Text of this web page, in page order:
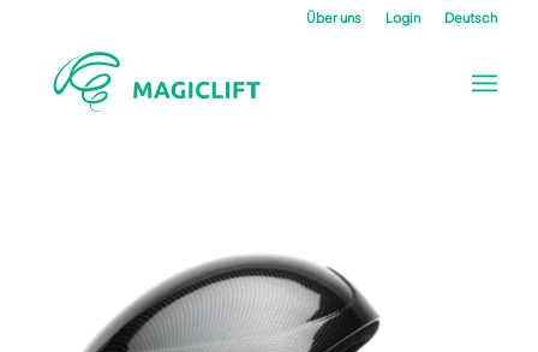
Über uns Login Deutsch